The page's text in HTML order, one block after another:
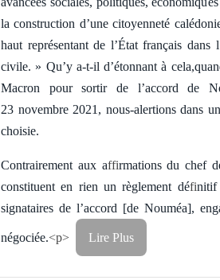
la construction d’une citoyenneté
haut représentant de l’État français
civile. » Qu’y a-t-il d’étonnant à
Macron pour sortir de l’accord de
23 novembre 2021, nous-alertions dans
choisie.
Contrairement aux affirmations du chef
constituent en rien un règlement définitif
signataires de l’accord [de Nouméa],
négociée.<p> Lire Plus